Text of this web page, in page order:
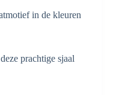
in de kleuren
prachtige sjaal